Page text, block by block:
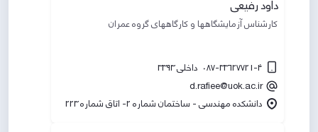
داود رفیعی
کارشناس آزمایشگاهها و کارگاههای گروه عمران
087-33627721-4 داخلی 3393
d.rafiee@uok.ac.ir
دانشکده مهندسی - ساختمان شماره 2- اتاق شماره 223